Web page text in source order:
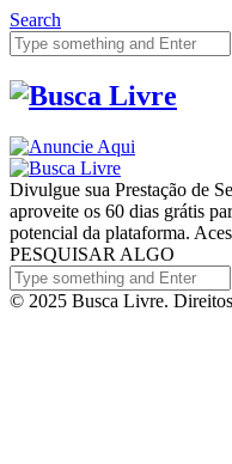
Search
Divulgue sua Prestação de
aproveite os 60 dias grátis
potencial da plataforma.
PESQUISAR ALGO
© 2025 Busca Livre.